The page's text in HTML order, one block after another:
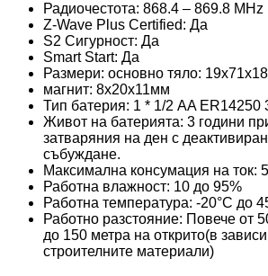
Радиочестота: 868.4 – 869.8 MHz
Z-Wave Plus Certified: Да
S2 Сигурност: Да
Smart Start: Да
Размери: основно тяло:
магнит: 8x20x11мм
Тип батерия: 1 * 1/2 AA ER14250
Живот на батерията: 3 години
затваряния на ден с
събуждане.
Максимална консумация на ток:
Работна влажност: 10 до 95%
Работна температура: -20°C до
Работно разстояние: Повече от
до 150 метра на открито(в
строителните материали)